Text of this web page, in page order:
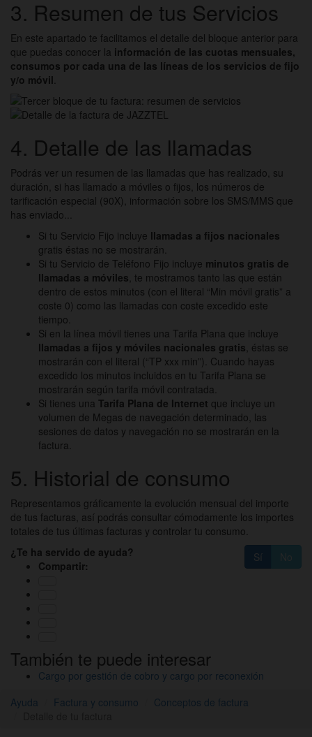
3. Resumen de tus Servicios
En este apartado te facilitamos el detalle del bloque anterior para
que puedas conocer la información de las cuotas mensuales,
consumos por cada una de las líneas de los servicios de fijo
y/o móvil
4. Detalle de las llamadas
Podrás ver un resumen de las llamadas que has realizado, su
duración, si has llamado a móviles o fijos, los números de
tarificación especial (90X), información sobre los SMS/MMS que
has enviado...
Si tu Servicio Fijo incluye llamadas a fijos nacionales
gratis éstas no se mostrarán.
Si tu Servicio de Teléfono Fijo incluye minutos gratis de
llamadas a móviles , te mostramos tanto las que están
dentro de estos minutos (con el literal “Min móvil gratis” a
coste 0) como las llamadas con coste excedido este
tiempo.
Si en la línea móvil tienes una Tarifa Plana que incluye
llamadas a fijos y móviles nacionales gratis , éstas se
mostrarán con el literal (“TP xxx min”). Cuando hayas
excedido los minutos incluidos en tu Tarifa Plana se
mostrarán según tarifa móvil contratada.
Si tienes una Tarifa Plana de Internet que incluye un
volumen de Megas de navegación determinado, las
sesiones de datos y navegación no se mostrarán en la
factura.
5. Historial de consumo
Representamos gráficamente la evolución mensual del importe
de tus facturas, así podrás consultar cómodamente los importes
totales de tus últimas facturas y controlar tu consumo.
¿Te ha servido de ayuda?
Sí No
Compartir:
También te puede interesar
Cargo por gestión de cobro y cargo por reconexión
Ayuda
Factura y consumo
Conceptos de factura